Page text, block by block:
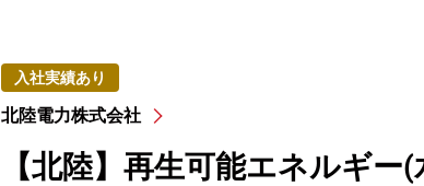
入社実績あり
北陸電力株式会社
【北陸】再生可能エネルギ